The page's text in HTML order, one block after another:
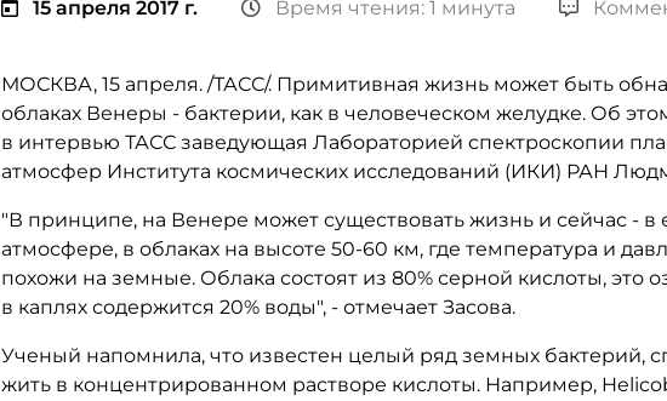
15 апреля 2017 г. Время чтения: 1 минута
МОСКВА, 15 апреля. /ТАСС/. Примитивная жизнь может быть
облаках Венеры - бактерии, как в человеческом желудке. Об
в интервью ТАСС заведующая Лабораторией спектроскопии
атмосфер Института космических исследований (ИКИ) РАН
"В принципе, на Венере может существовать жизнь и сейчас - в
атмосфере, в облаках на высоте 50-60 км, где температура и
похожи на земные. Облака состоят из 80% серной кислоты, это
в каплях содержится 20% воды", - отмечает Засова.
Ученый напомнила, что известен целый ряд земных бактерий,
жить в концентрированном растворе кислоты. Например,